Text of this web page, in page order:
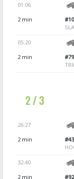
01:06
2 min
#10
05:20
2 min
#79
2 / 3
26:27
2 min
#43
32:40
2 min
#92